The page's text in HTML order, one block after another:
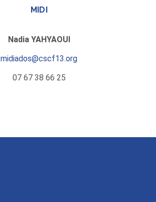
MIDI
Nadia YAHYAOUI
midiados@cscf13.org
07 67 38 66 25